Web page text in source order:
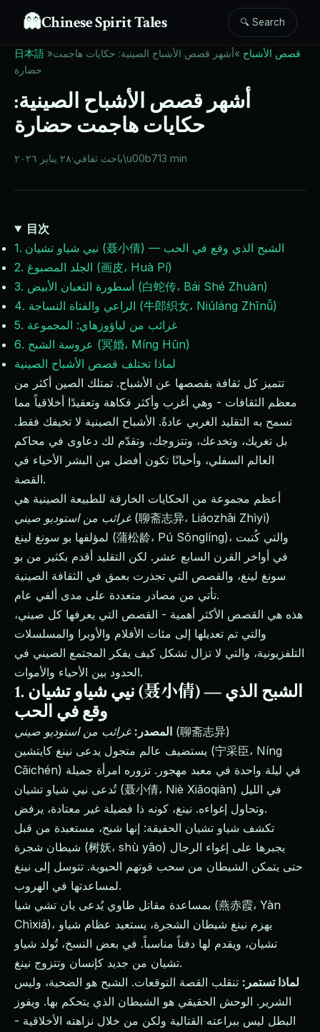
👻Chinese Spirit Tales 🔍 Search
日本語 » قصص الأشباح »أشهر قصص الأشباح الصينية: حكايات هاجمت
حضارة
أشهر قصص الأشباح الصينية:
حكايات هاجمت حضارة
٢٨ يناير ٢٠٢٦·باحث ثقافي\u00b713 min
目次
1. نيي شياو تشيان (聂小倩) — الشبح الذي وقع في الحب
2. الجلد المصبوغ (画皮، Huà Pí)
3. أسطورة الثعبان الأبيض (白蛇传، Bái Shé Zhuàn)
4. الراعي والفتاة النساجة (牛郎织女، Niúláng Zhīnǚ)
5. غرائب من لياؤوزهاي: المجموعة
6. عروسة الشبح (冥婚، Míng Hūn)
لماذا تختلف قصص الأشباح الصينية
تتميز كل ثقافة بقصصها عن الأشباح. تمتلك الصين أكثر من
معظم الثقافات - وهي أغرب وأكثر فكاهة وتعقيدًا أخلاقياً مما
تسمح به التقليد الغربي عادةً. الأشباح الصينية لا تخيفك فقط.
بل تغريك، وتخدعك، وتتزوجك، وتقدّم لك دعاوى في محاكم
العالم السفلي، وأحيانًا تكون أفضل من البشر الأحياء في
القصة.
أعظم مجموعة من الحكايات الخارقة للطبيعة الصينية هي
غرائب من استوديو صيني(聊斋志异، Liáozhāi Zhìyì)
لمؤلفها بو سونغ لينغ (蒲松龄، Pú Sōnglíng)، والتي كُتبت
في أواخر القرن السابع عشر. لكن التقليد أقدم بكثير من بو
سونغ لينغ، والقصص التي تجذرت بعمق في الثقافة الصينية
تأتي من مصادر متعددة على مدى ألفي عام.
هذه هي القصص الأكثر أهمية - القصص التي يعرفها كل صيني،
والتي تم تعديلها إلى مئات الأفلام والأوبرا والمسلسلات
التلفزيونية، والتي لا تزال تشكل كيف يفكر المجتمع الصيني في
الحدود بين الأحياء والأموات.
1. نيي شياو تشيان (聂小倩) — الشبح الذي
وقع في الحب
المصدر: غرائب من استوديو صيني
(聊斋志异)
يستضيف عالم متجول يدعى نينغ كايتشين (宁采臣، Níng
Cǎichén) في ليلة واحدة في معبد مهجور. تزوره امرأة جميلة
تُدعى نيي شياو تشيان (聂小倩، Niè Xiǎoqiàn) في الليل
وتحاول إغواءه. نينغ، كونه ذا فضيلة غير معتادة، يرفض.
تكشف شياو تشيان الحقيقة: إنها شبح، مستعبدة من قبل
شيطان شجرة (树妖، shù yāo) يجبرها على إغواء الرجال
حتى يتمكن الشيطان من سحب قوتهم الحيوية. تتوسل إلى نينغ
لمساعدتها في الهروب.
بمساعدة مقاتل طاوي يُدعى يان تشي شيا (燕赤霞، Yàn
Chìxiá)، يهزم نينغ شيطان الشجرة، يستعيد عظام شياو
تشيان، ويقدم لها دفناً مناسباً. في بعض النسخ، تُولد شياو
تشيان من جديد كإنسان وتتزوج نينغ.
لماذا تستمر: تنقلب القصة التوقعات. الشبح هو الضحية، وليس
الشرير. الوحش الحقيقي هو الشيطان الذي يتحكم بها. ويفوز
البطل ليس ببراعته القتالية ولكن من خلال نزاهته الأخلاقية -